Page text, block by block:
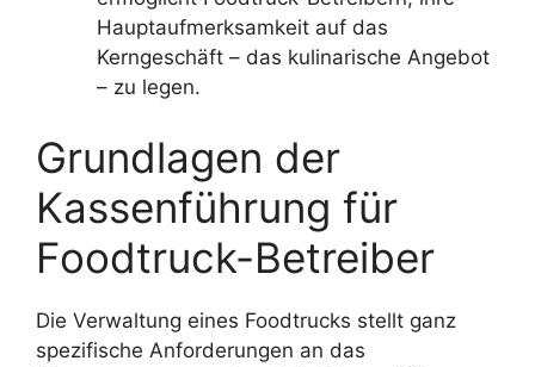
Hauptaufmerksamkeit auf das
Kerngeschäft – das kulinarische Angebot
– zu legen.
Grundlagen der
Kassenführung für
Foodtruck-Betreiber
Die Verwaltung eines Foodtrucks stellt ganz
spezifische Anforderungen an das